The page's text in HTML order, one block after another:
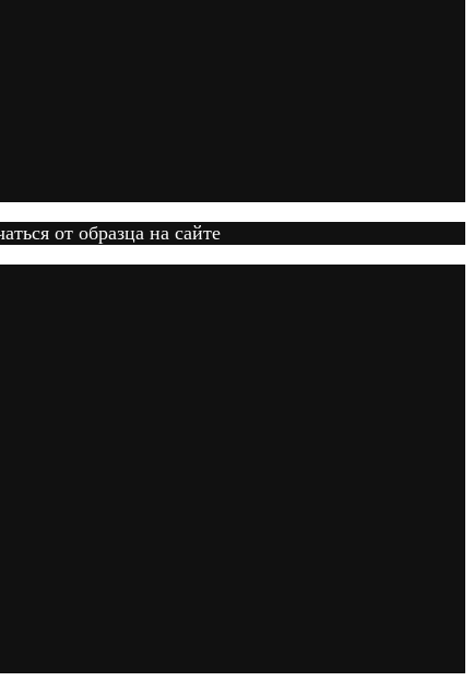
от образца на сайте